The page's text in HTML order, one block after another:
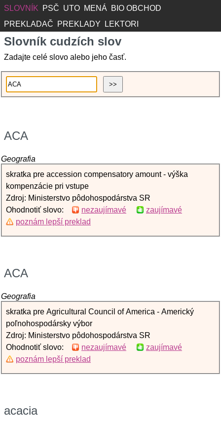
SLOVNÍK PSČ UTO MENÁ
BIO OBCHOD
PREKLADAČ
PREKLADY LEKTORI
Slovník cudzích slov
Zadajte celé slovo alebo jeho časť.
ACA
Geografia
skratka pre accession compensatory amount - výška
kompenzácie pri vstupe
Zdroj: Ministerstvo pôdohospodárstva SR
Ohodnotiť slovo:
nezaujímavé
zaujímavé
poznám lepší preklad
ACA
Geografia
skratka pre Agricultural Council of America - Americký
poľnohospodársky výbor
Zdroj: Ministerstvo pôdohospodárstva SR
Ohodnotiť slovo:
nezaujímavé
zaujímavé
poznám lepší preklad
acacia